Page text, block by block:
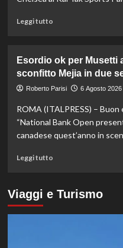
Leggi tuttoLeggi
La
Juventus
piega
Chelsea
a
Hong
Esordio ok per Musetti
sconfitto Mejia in due
Roberto Parisi 6 Agosto 2026
ROMA (ITALPRESS) –
“National Bank Open
canadese quest’anno in
Leggi tuttoLeggi
su
Esordio
ok
Viaggi e Turismo